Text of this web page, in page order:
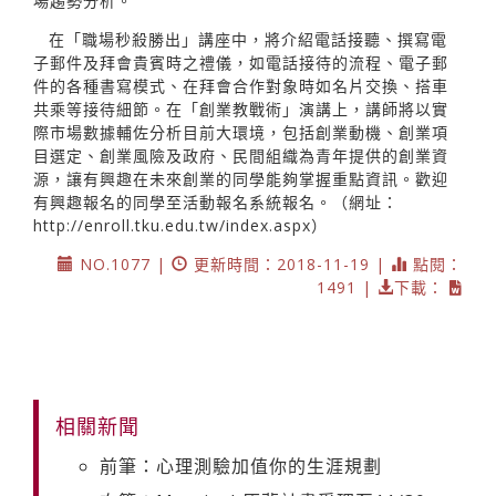
在「職場秒殺勝出」講座中，將介紹電話接聽、撰寫電
子郵件及拜會貴賓時之禮儀，如電話接待的流程、電子郵
件的各種書寫模式、在拜會合作對象時如名片交換、搭車
共乘等接待細節。在「創業教戰術」演講上，講師將以實
際市場數據輔佐分析目前大環境，包括創業動機、創業項
目選定、創業風險及政府、民間組織為青年提供的創業資
源，讓有興趣在未來創業的同學能夠掌握重點資訊。歡迎
有興趣報名的同學至活動報名系統報名。（網址：
http://enroll.tku.edu.tw/index.aspx）
NO.1077 |
更新時間：2018-11-19 |
點閱：
1491 |
下載：
相關新聞
前筆：心理測驗加值你的生涯規劃